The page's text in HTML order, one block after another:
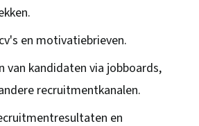
en motivatiebrieven.
van kandidaten via jobboards,
recruitmentkanalen.
en